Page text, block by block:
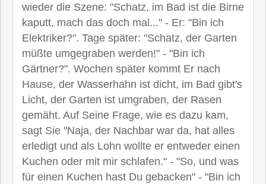
wieder die Szene: "Schatz, im Bad ist die Birne
kaputt, mach das doch mal..." - Er: "Bin ich
Elektriker?". Tage später: "Schatz, der Garten
müßte umgegraben werden!" - "Bin ich
Gärtner?". Wochen später kommt Er nach
Hause, der Wasserhahn ist dicht, im Bad gibt′s
Licht, der Garten ist umgraben, der Rasen
gemäht. Auf Seine Frage, wie es dazu kam,
sagt Sie "Naja, der Nachbar war da, hat alles
erledigt und als Lohn wollte er entweder einen
Kuchen oder mit mir schlafen." - "So, und was
für einen Kuchen hast Du gebacken" - "Bin ich